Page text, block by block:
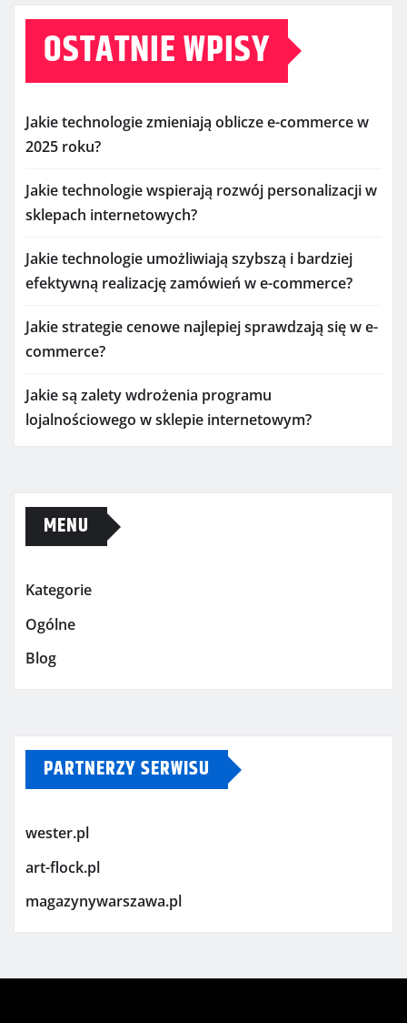
OSTATNIE WPISY
Jakie technologie zmieniają oblicze e-commerce w
2025 roku?
Jakie technologie wspierają rozwój personalizacji w
sklepach internetowych?
Jakie technologie umożliwiają szybszą i bardziej
efektywną realizację zamówień w e-commerce?
Jakie strategie cenowe najlepiej sprawdzają się w e-
commerce?
Jakie są zalety wdrożenia programu
lojalnościowego w sklepie internetowym?
MENU
Kategorie
Ogólne
Blog
PARTNERZY SERWISU
wester.pl
art-flock.pl
magazynywarszawa.pl